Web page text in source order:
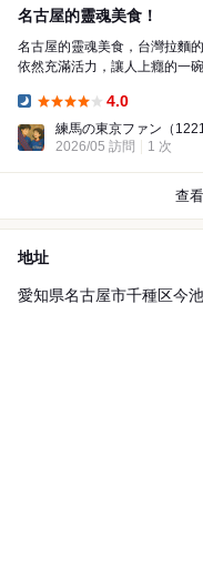
名古屋的靈魂美食！
名古屋的靈魂美食，台灣拉麵的元祖非今
依然充滿活力，讓人上癮的一碗讓我非常
4.0
練馬の東京ファン （
2026/05 訪問
1 次
查
地址
愛知県名古屋市千種区今